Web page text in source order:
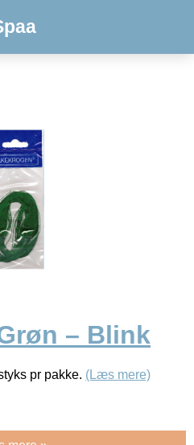
– Blink
pr pakke. (Læs mere)